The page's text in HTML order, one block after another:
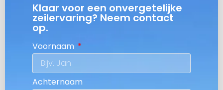
Klaar voor een onvergetelijke
zeilervaring? Neem contact
op.
Voornaam
Achternaam